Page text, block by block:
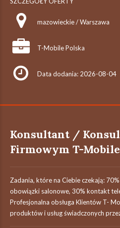
mazowieckie / Warszawa
T-Mobile Polska
Data dodania: 2026-08-04
Konsultant /
Firmowym T-Mobile
Zadania, które na Ciebie czekają:
obowiązki salonowe, 30% kontakt
Profesjonalna obsługa Klientów T-
produktów i usług świadczonych